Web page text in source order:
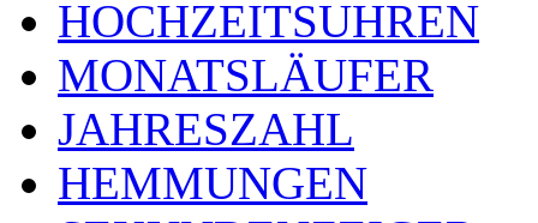
HOCHZEITSUHREN
MONATSLÄUFER
JAHRESZAHL
HEMMUNGEN